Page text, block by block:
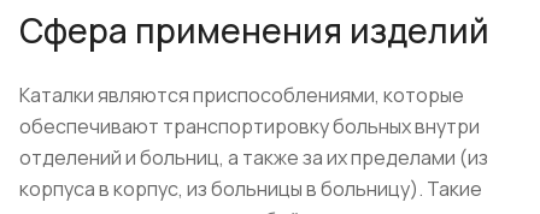
Сфера применения изделий
Каталки являются приспособлениями, которые
обеспечивают транспортировку больных внутри
отделений и больниц, а также за их пределами (из
корпуса в корпус, из больницы в больницу). Такие